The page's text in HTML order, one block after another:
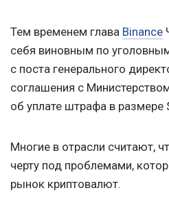
Тем временем глава Binance
себя виновным по
с поста генерального
соглашения с
об уплате штрафа в размере
Многие в отрасли считают,
черту под проблемами,
рынок криптовалют.